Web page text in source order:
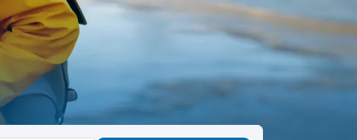
Kroatien
Alle Reiseziele
Einreisebestimmungen
Alles Wichtige